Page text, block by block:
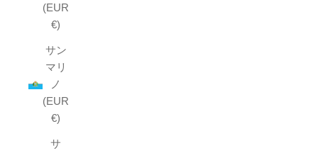
(EUR
€)
サン
マリ
ノ
(EUR
€)
サ